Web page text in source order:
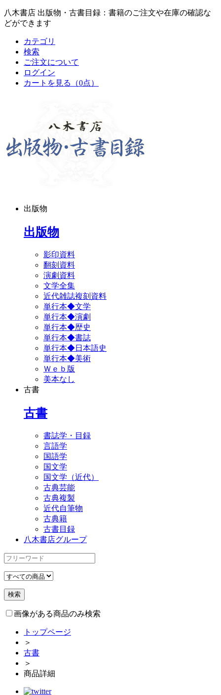
八木書店 出版物・古書目録：書籍のご注文や在庫の確認な
どができます
カテゴリ
検索
ご注文について
ログイン
カートを見る
（0点）
出版物
出版物
影印資料
翻刻資料
演劇資料
文学全集
近代雑誌複刻資料
単行本◆文学
単行本◆演劇
単行本◆歴史
単行本◆書誌
単行本◆日本語史
単行本◆美術
Ｗｅｂ版
美本なし
古書
古書
書誌学・目録
言語学
国語学
国文学
国文学（近代）
古典芸能
古典複製
近代自筆物
古典籍
古書目録
八木書店グループ
画像がある商品のみ検索
トップページ
＞
古書
＞
商品詳細